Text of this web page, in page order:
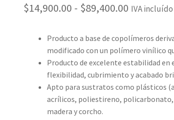
$14,900.00 - $89,400.00Rango
precios:
desde
hasta
IVA incluído
Producto a base de copolímeros
modificado con un polímero vinílico
Producto de excelente estabilidad
flexibilidad, cubrimiento y acabado
Apto para sustratos como plásticos
acrílicos, poliestireno,
madera y corcho.